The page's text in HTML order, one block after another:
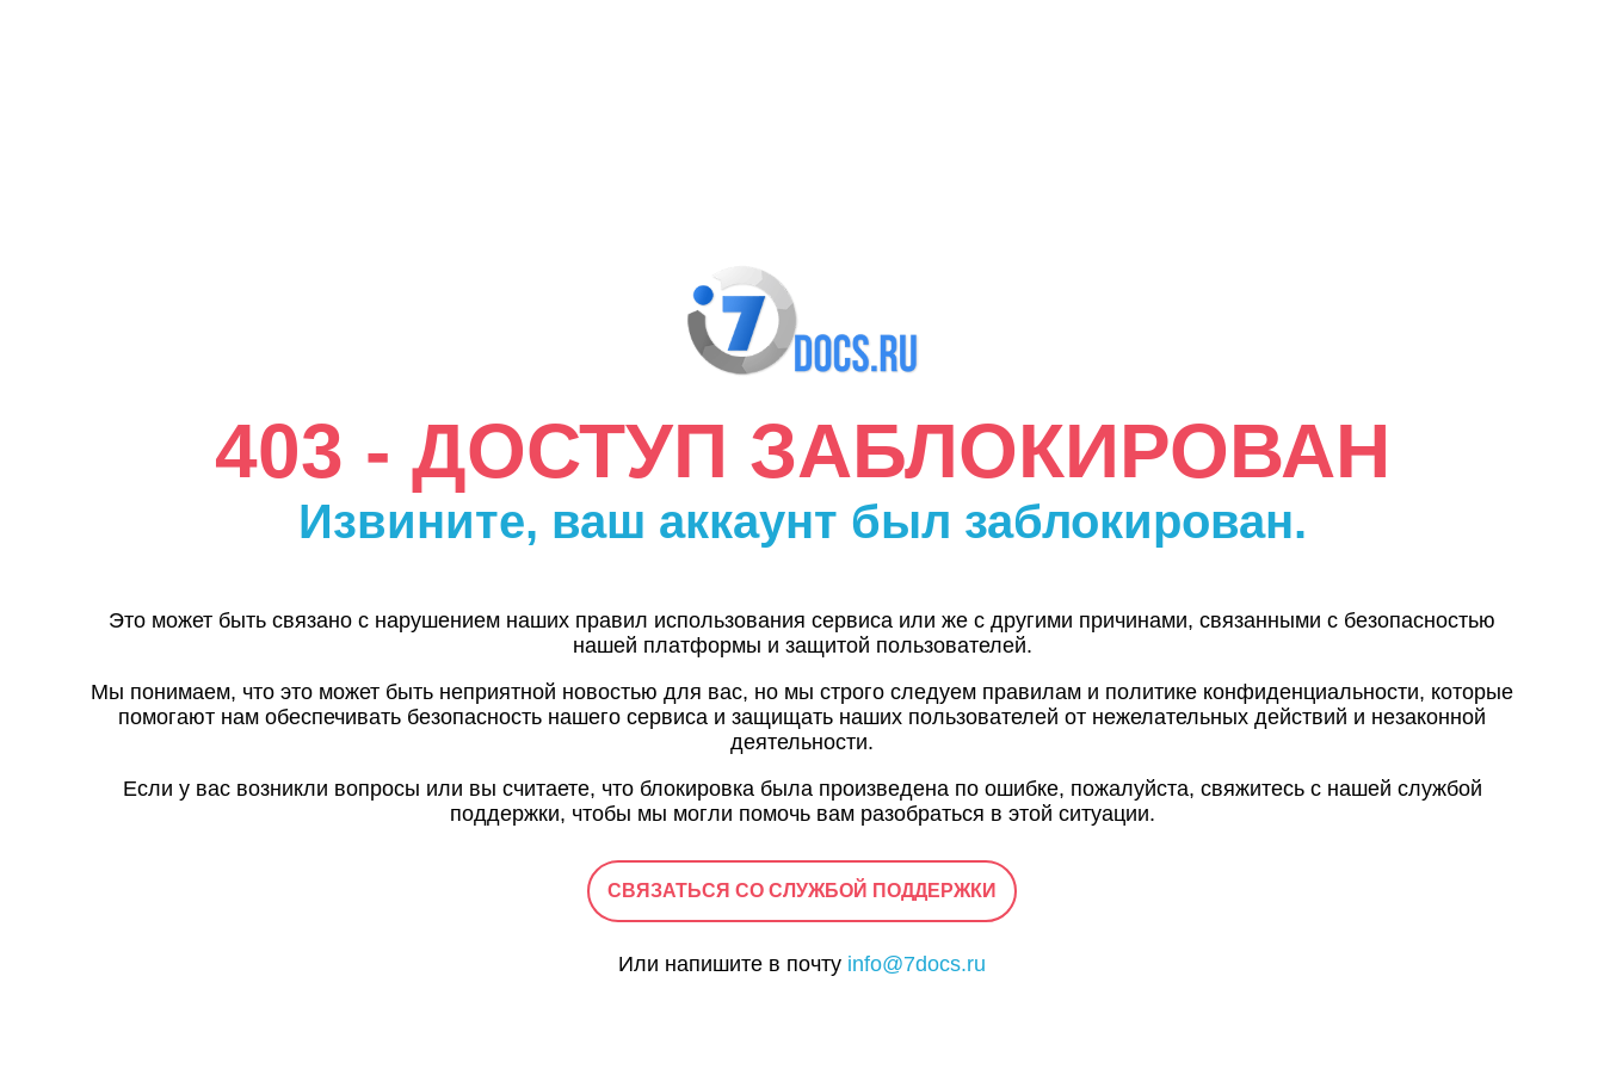
403 - ДОСТУП ЗАБЛОКИРОВАН
Извините, ваш аккаунт был заблокирован.
Это может быть связано с нарушением наших правил использования сервиса или же с другими причинами, связанными с безопасностью
нашей платформы и защитой пользователей.
Мы понимаем, что это может быть неприятной новостью для вас, но мы строго следуем правилам и политике конфиденциальности, которые
помогают нам обеспечивать безопасность нашего сервиса и защищать наших пользователей от нежелательных действий и незаконной
деятельности.
Если у вас возникли вопросы или вы считаете, что блокировка была произведена по ошибке, пожалуйста, свяжитесь с нашей службой
поддержки, чтобы мы могли помочь вам разобраться в этой ситуации.
СВЯЗАТЬСЯ СО СЛУЖБОЙ ПОДДЕРЖКИ
Или напишите в почту info@7docs.ru